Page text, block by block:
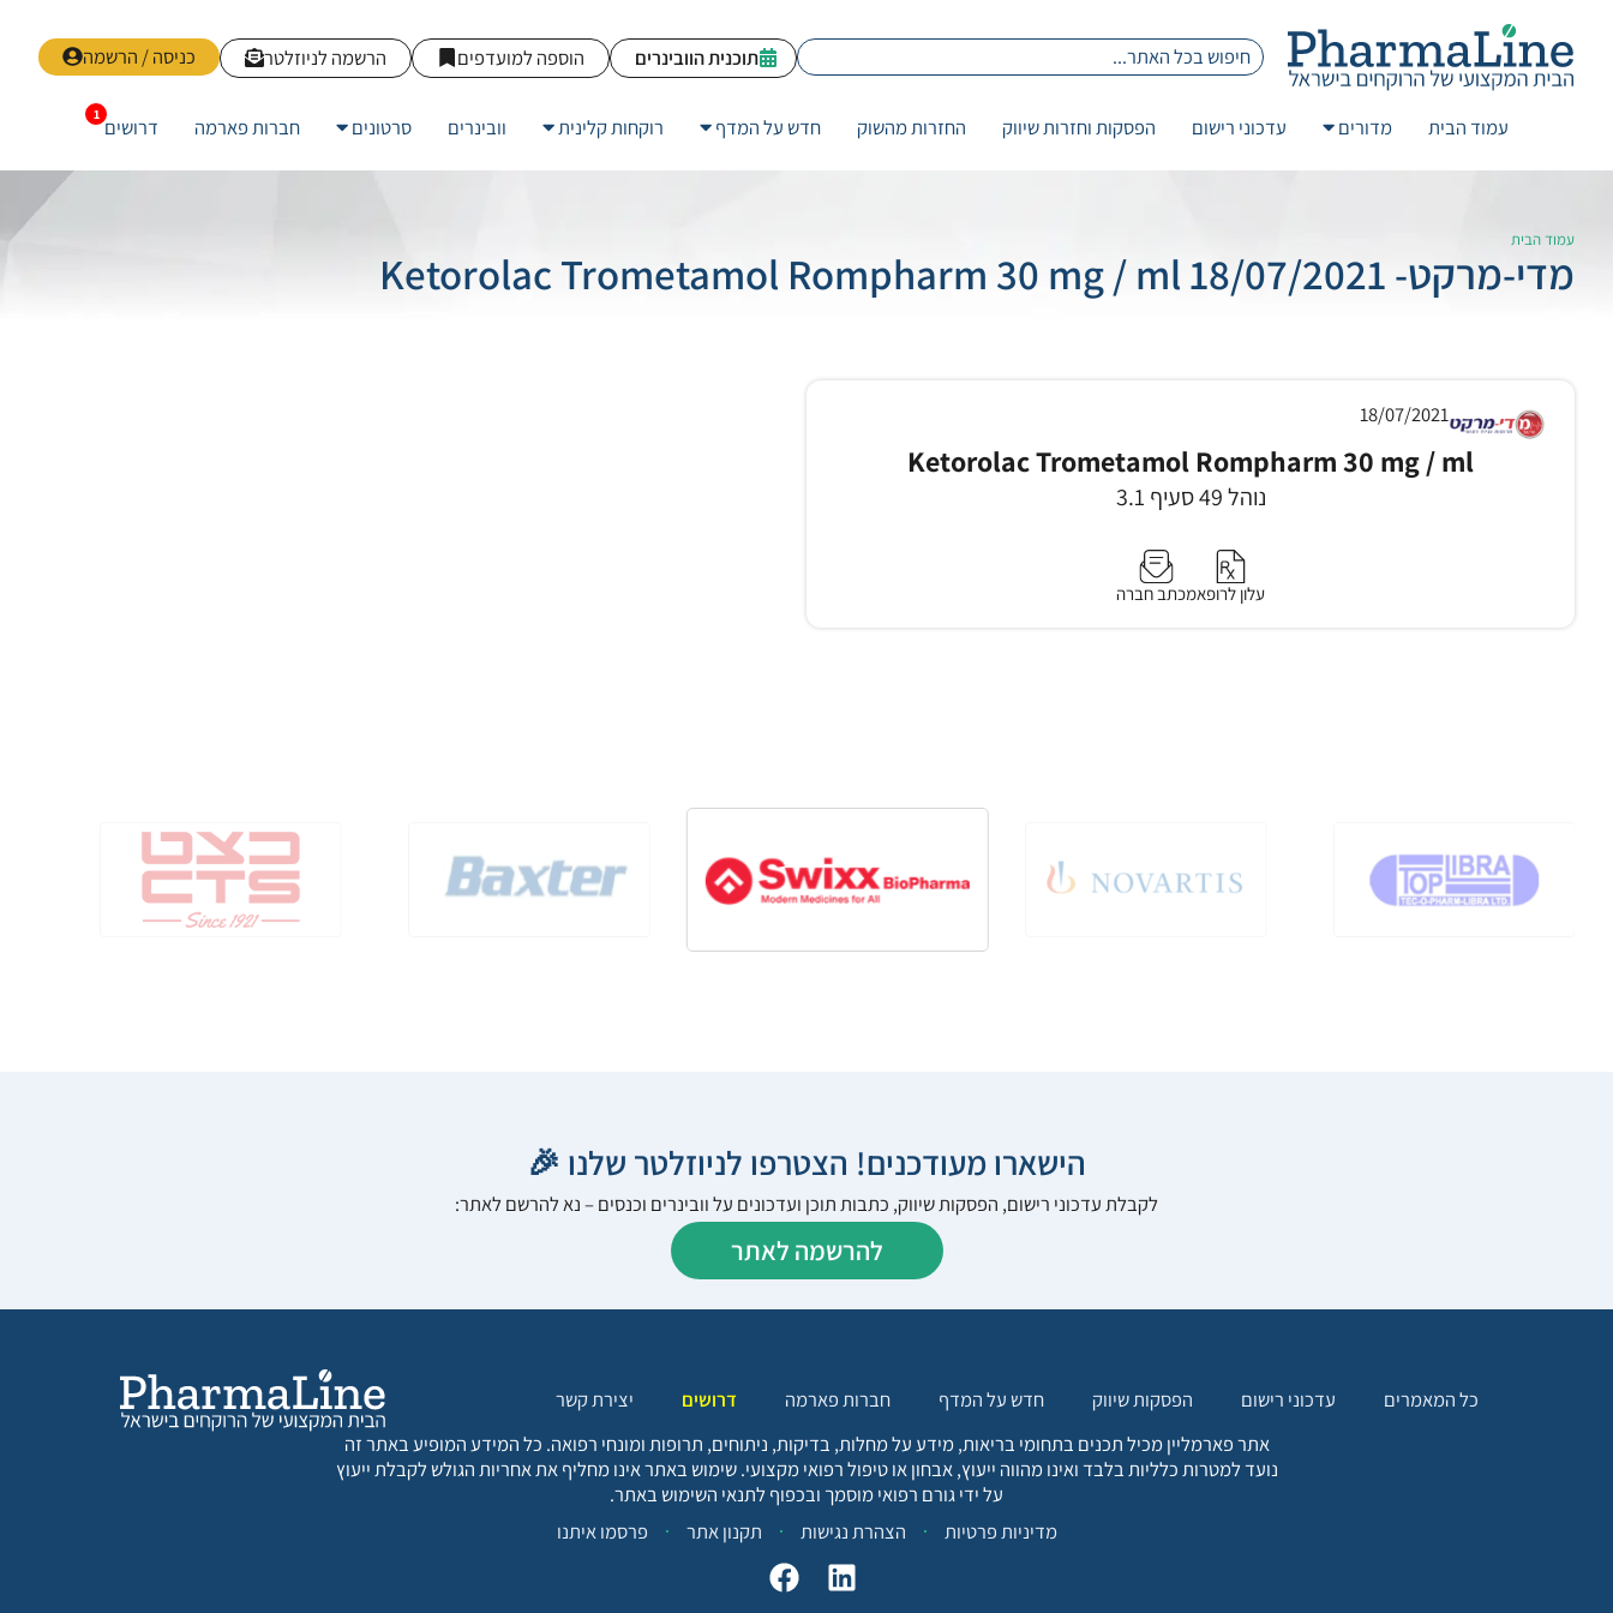
כניסה / הרשמה הרשמה לניוזלטר הוספה למועדפים תוכנית הוובינרים
עמוד הבית מדורים עדכוני רישום הפסקות וחזרות שיווק החזרות מהשוק חדש על המדף רוקחות קלינית וובינרים סרטונים חברות פארמה דרושים
עמוד הבית
מדי-מרקט- 18/07/2021 Ketorolac Trometamol Rompharm 30 mg / ml
18/07/2021
Ketorolac Trometamol Rompharm 30 mg / ml
נוהל 49 סעיף 3.1
עלון לרופאמכתב חברה
הישארו מעודכנים! הצטרפו לניוזלטר שלנו 🎉
לקבלת עדכוני רישום, הפסקות שיווק, כתבות תוכן ועדכונים על וובינרים וכנסים – נא להרשם לאתר:
להרשמה לאתר
כל המאמרים עדכוני רישום הפסקות שיווק חדש על המדף חברות פארמה דרושים
יצירת קשר
אתר פארמליין מכיל תכנים בתחומי בריאות, מידע על מחלות, בדיקות, ניתוחים, תרופות ומונחי רפואה. כל המידע המופיע באתר זה
נועד למטרות כלליות בלבד ואינו מהווה ייעוץ, אבחון או טיפול רפואי מקצועי. שימוש באתר אינו מחליף את אחריות הגולש לקבלת ייעוץ
על ידי גורם רפואי מוסמך ובכפוף לתנאי השימוש באתר.
מדיניות פרטיות
הצהרת נגישות תקנון אתר פרסמו איתנו